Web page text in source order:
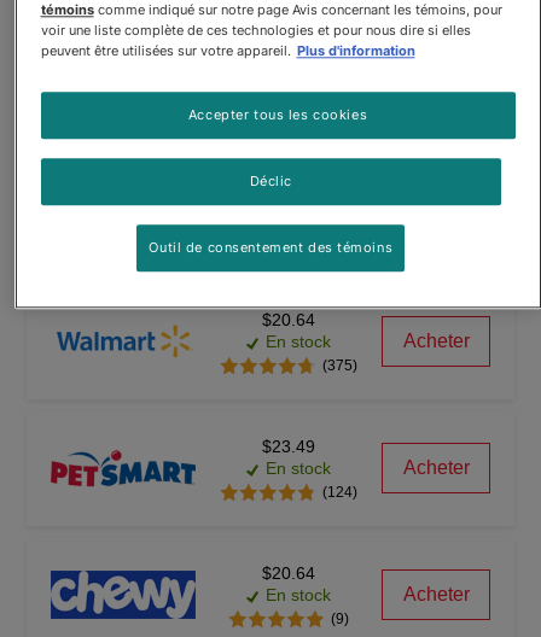
Par Fancy FeastMD
Fancy Feastᴹᴰ Pâté Saveurs Variées Assortiment Nourriture
(3746)
$20.64
En stock
(375)
Acheter
$23.49
En stock
(124)
Acheter
$20.64
En stock
(9)
Acheter
témoinscomme indiqué sur notre page Avis concernant les témoins, pour
voir une liste complète de ces technologies et pour nous dire si elles
peuvent être utilisées sur votre appareil. Plus d'information
Déclic
Accepter tous les cookies
Outil de consentement des témoins